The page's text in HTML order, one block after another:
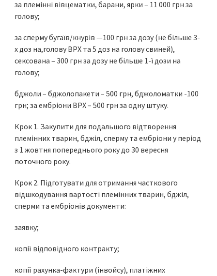
за племінні вівцематки, барани, ярки – 11 000 грн за
голову;
за сперму бугаїв/кнурів —100 грн за дозу (не більше 3-
х доз на,голову ВРХ та 5 доз на голову свиней),
сексована – 300 грн за дозу не більше 1-ї дози на
голову;
бджоли – бджолопакети – 500 грн, бджоломатки -100
грн; за ембріони ВРХ – 500 грн за одну штуку.
Крок 1. Закупити для подальшого відтворення
племінних тварин, бджіл, сперму та ембріони у період
з 1 жовтня попереднього року до 30 вересня
поточного року.
Крок 2. Підготувати для отримання часткового
відшкодування вартості племінних тварин, бджіл,
сперми та ембріонів документи:
заявку;
копії відповідного контракту;
копії рахунка-фактури (інвойсу), платіжних